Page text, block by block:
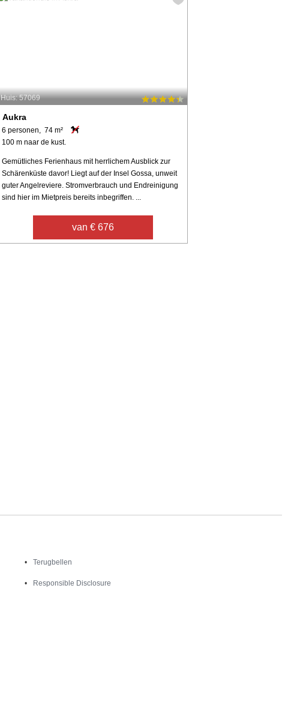
Huis: 57069
Aukra
6 personen, 74 m²
100 m naar de kust.
Gemütliches Ferienhaus mit herrlichem Ausblick zur
Schärenküste davor! Liegt auf der Insel Gossa, unweit
guter Angelreviere. Stromverbrauch und Endreinigung
sind hier im Mietpreis bereits inbegriffen. ...
van € 676
Terugbellen
Responsible Disclosure